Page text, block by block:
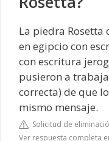
La piedra Rosetta
en egipcio con
con escritura
pusieron a
correcta) de que
mismo mensaje.
Solicitud de
Ver respuesta completa